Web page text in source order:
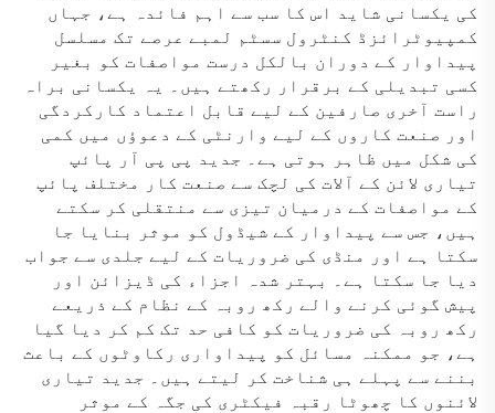
کی یکسانی شاید اس کا سب سے اہم فائدہ ہے، جہاں
کمپیوٹرائزڈ کنٹرول سسٹم لمبے عرصے تک مسلسل
پیداوار کے دوران بالکل درست مواصفات کو بغیر
کسی تبدیلی کے برقرار رکھتے ہیں۔ یہ یکسانی براہ
راست آخری صارفین کے لیے قابل اعتماد کارکردگی
اور صنعت کاروں کے لیے وارنٹی کے دعوؤں میں کمی
کی شکل میں ظاہر ہوتی ہے۔ جدید پی پی آر پائپ
تیاری لائن کے آلات کی لچک سے صنعت کار مختلف پائپ
کے مواصفات کے درمیان تیزی سے منتقلی کر سکتے
ہیں، جس سے پیداوار کے شیڈول کو موثر بنایا جا
سکتا ہے اور منڈی کی ضروریات کے لیے جلدی سے جواب
دیا جا سکتا ہے۔ بہتر شدہ اجزاء کی ڈیزائن اور
پیش گوئی کرنے والے رکھ روبہ کے نظام کے ذریعے
رکھ روبہ کی ضروریات کو کافی حد تک کم کر دیا گیا
ہے، جو ممکنہ مسائل کو پیداواری رکاوٹوں کے باعث
بننے سے پہلے ہی شناخت کر لیتے ہیں۔ جدید تیاری
لائنوں کا چھوٹا رقبہ فیکٹری کی جگہ کے موثر